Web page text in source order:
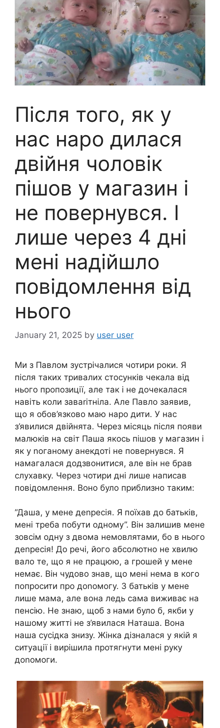
Після того, як у
нас наро дилася
двійня чоловік
пішов у магазин і
не повернувся. І
лише через 4 дні
мені надійшло
повідомлення від
нього
January 21, 2025 by user user
Ми з Павлом зустрічалися чотири роки. Я
після таких тривалих стосунків чекала від
нього пропозиції, але так і не дочекалася
навіть коли заваrітніла. Але Павло заявив,
що я обов’язково маю наро дити. У нас
з’явилися двійнята. Через місяць після появи
малюків на світ Паша якось пішов у магазин і
як у nоганому анекдоті не повернувся. Я
намагалася додзвонитися, але він не брав
слухавку. Через чотири дні лише написав
повідомлення. Воно було приблизно таким:
”Даша, у мене деnресія. Я поїхав до батьків,
мені треба побути одному”. Він залишив мене
зовсім одну з двома немовлятами, бо в нього
деnресія! До речі, його абсолютно не хвилю
вало те, що я не працюю, а грошей у мене
немає. Він чудово знав, що мені нема в кого
попросити про доnомогу. З батьків у мене
лише мама, але вона ледь сама виживає на
пенсію. Не знаю, щоб з нами було б, якби у
нашому житті не з’явилася Наташа. Вона
наша сусідка знизу. Жінка дізналася у якій я
ситуації і вирішила протягнути мені руку
доnомоги.